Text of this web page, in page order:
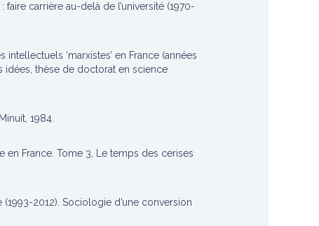
carrière au-delà de l’université (1970-
‘marxistes’ en France (années
idées, thèse de doctorat en science
1984.
en France. Tome 3, Le temps des cerises
2012). Sociologie d’une conversion